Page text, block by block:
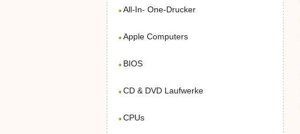
All-In- One-Drucker
Apple Computers
BIOS
CD & DVD Laufwerke
CPUs